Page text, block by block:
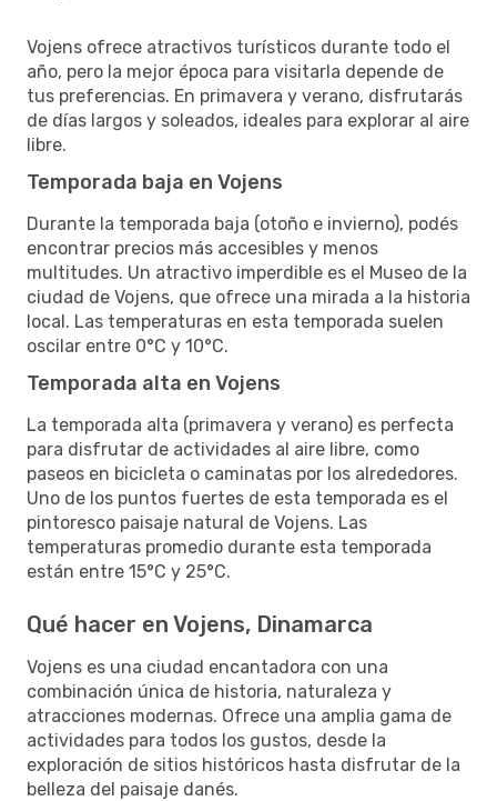
Vojens ofrece atractivos turísticos durante todo el
año, pero la mejor época para visitarla depende de
tus preferencias. En primavera y verano, disfrutarás
de días largos y soleados, ideales para explorar al aire
libre.
Temporada baja en Vojens
Durante la temporada baja (otoño e invierno), podés
encontrar precios más accesibles y menos
multitudes. Un atractivo imperdible es el Museo de la
ciudad de Vojens, que ofrece una mirada a la historia
local. Las temperaturas en esta temporada suelen
oscilar entre 0°C y 10°C.
Temporada alta en Vojens
La temporada alta (primavera y verano) es perfecta
para disfrutar de actividades al aire libre, como
paseos en bicicleta o caminatas por los alrededores.
Uno de los puntos fuertes de esta temporada es el
pintoresco paisaje natural de Vojens. Las
temperaturas promedio durante esta temporada
están entre 15°C y 25°C.
Qué hacer en Vojens, Dinamarca
Vojens es una ciudad encantadora con una
combinación única de historia, naturaleza y
atracciones modernas. Ofrece una amplia gama de
actividades para todos los gustos, desde la
exploración de sitios históricos hasta disfrutar de la
belleza del paisaje danés.